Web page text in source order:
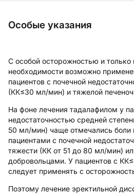
Особые указания
С особой осторожностью и только
необходимости возможно
пациентов с почечной
(КК≤30 мл/мин) и тяжелой
На фоне лечения тадалафилом у
недостаточностью средней
50 мл/мин) чаще отмечались боли
пациентами с почечной
тяжести (КК от 51 до 80 мл/мин)
добровольцами. У пациентов с
следует применять с
Поэтому лечение эректильной